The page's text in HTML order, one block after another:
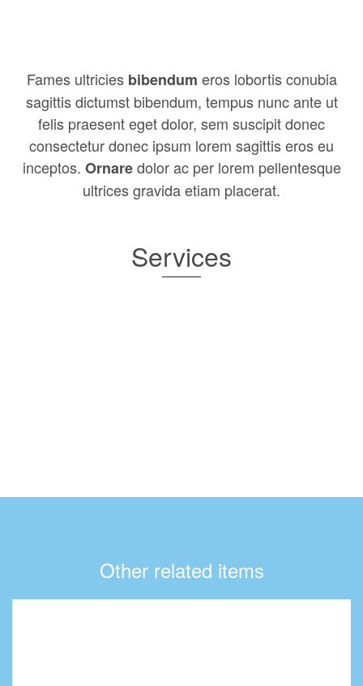
Fames ultricies bibendum eros lobortis conubia
sagittis dictumst bibendum, tempus nunc ante ut
felis praesent eget dolor, sem suscipit donec
consectetur donec ipsum lorem sagittis eros eu
inceptos. Ornaredolor ac per lorem pellentesque
ultrices gravida etiam placerat.
Services
Other related items